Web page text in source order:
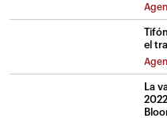
el
La